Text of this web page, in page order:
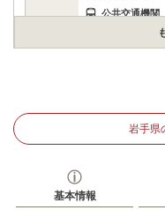
公共交通機関
花巻駅よりタク
※ 掲載情報は変更になる場合
岩手県
基本情報